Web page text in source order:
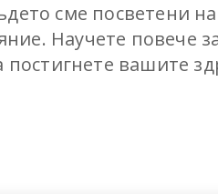
сме посветени
Научете повече
вашите